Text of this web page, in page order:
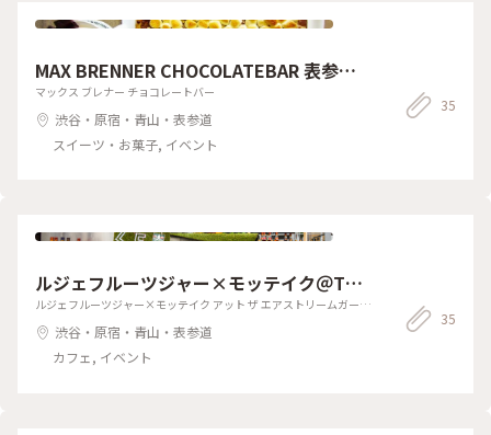
こともできて、１年に１度の楽しみにしてるフェスです💃 #
MAX BRENNER CHOCOLATEBAR 表参道
ヒルズ
マックス ブレナー チョコレートバー
渋谷・原宿・青山・表参道
スイーツ・お菓子, イベント
35
ルジェフルーツジャー×モッテイク＠The
AIRSTREAM GARDEN
ルジェフルーツジャー×モッテイク アット ザ エアストリームガーデ
渋谷・原宿・青山・表参道
カフェ, イベント
35